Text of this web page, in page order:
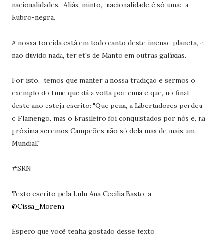
nacionalidades. Aliás, minto, nacionalidade é só uma: a
Rubro-negra.
A nossa torcida está em todo canto deste imenso planeta, e
não duvido nada, ter et's de Manto em outras galáxias.
Por isto, temos que manter a nossa tradição e sermos o
exemplo do time que dá a volta por cima e que, no final
deste ano esteja escrito: "Que pena, a Libertadores perdeu
o Flamengo, mas o Brasileiro foi conquistados por nós e, na
próxima seremos Campeões não só dela mas de mais um
Mundial."
#SRN
Texto escrito pela Lulu Ana Cecilia Basto, a
@Cissa_Morena
Espero que você tenha gostado desse texto.